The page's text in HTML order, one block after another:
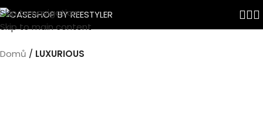
Skip to navigation
Skip to main content
Domů LUXURIOUS